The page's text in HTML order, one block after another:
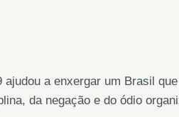
a enxergar um Brasil
da negação e do ódio